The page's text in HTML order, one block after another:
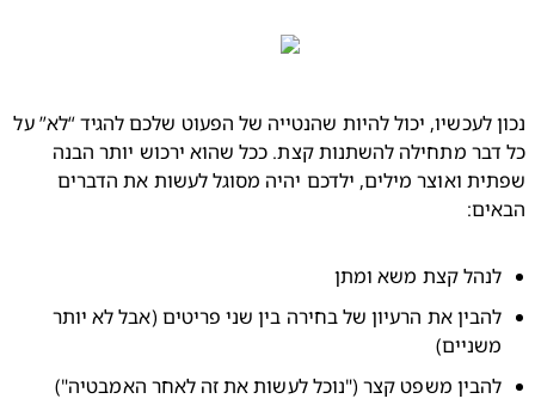
נכון לעכשיו, יכול להיות שהנטייה של הפעוט שלכם להגיד “לא” על
כל דבר מתחילה להשתנות קצת. ככל שהוא ירכוש יותר הבנה
שפתית ואוצר מילים, ילדכם יהיה מסוגל לעשות את הדברים
קצת משא ומתן
להבין את הרעיון של בחירה בין שני פריטים (אבל לא יותר
משפט קצר ("נוכל לעשות את זה לאחר האמבטיה")